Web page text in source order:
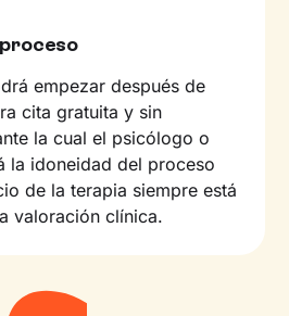
empezar después de
cita gratuita y sin
la cual el psicólogo o
la idoneidad del proceso
de la terapia siempre está
valoración clínica.